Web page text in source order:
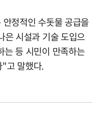
정적인 수돗물 공급을
시설과 기술 도입으
는 등 시민이 만족하는
"고 말했다.